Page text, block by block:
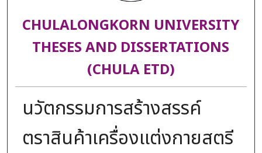
CHULALONGKORN UNIVERSITY
THESES AND DISSERTATIONS
(CHULA ETD)
นวัตกรรมการสร้างสรรค์
ตราสินค้าเครื่องแต่งกายสตรี